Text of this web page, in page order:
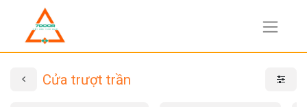
Cửa trượt trần